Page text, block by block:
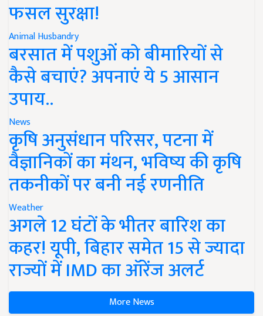
Animal Husbandry
बरसात में पशुओं को बीमारियों से
कैसे बचाएं? अपनाएं ये 5 आसान
उपाय..
News
कृषि अनुसंधान परिसर, पटना में
वैज्ञानिकों का मंथन, भविष्य की कृषि
तकनीकों पर बनी नई रणनीति
Weather
अगले 12 घंटों के भीतर बारिश का
कहर! यूपी, बिहार समेत 15 से ज्यादा
राज्यों में IMD का ऑरेंज अलर्ट
More News